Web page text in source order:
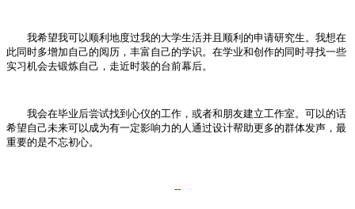
我希望我可以顺利地度过我的大学生活并且顺利的申请研究生。我想在
此同时多增加自己的阅历，丰富自己的学识。在学业和创作的同时寻找一些
实习机会去锻炼自己，走近时装的台前幕后。
我会在毕业后尝试找到心仪的工作，或者和朋友建立工作室。可以的话
希望自己未来可以成为有一定影响力的人通过设计帮助更多的群体发声，最
重要的是不忘初心。
--